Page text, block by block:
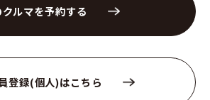
クルマを予約する
登録(個人)はこちら